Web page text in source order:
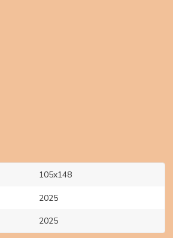
105x148
2025
2025